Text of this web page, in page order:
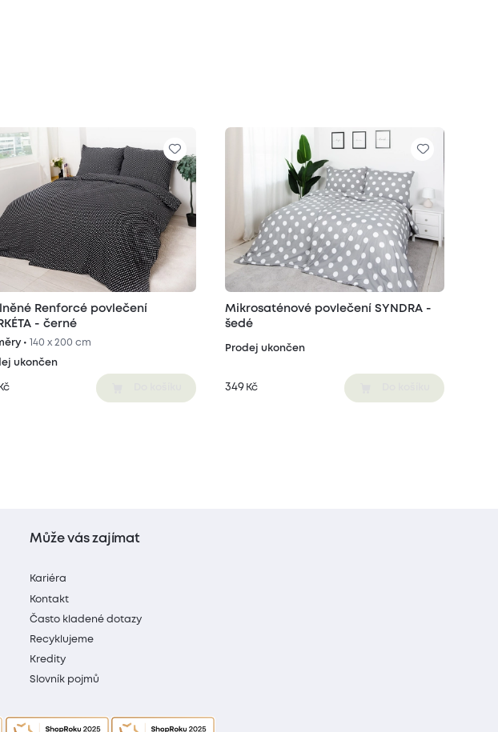
Renforcé povlečení
- černé
• 140 x 200 cm
ukončen
Kč
Mikrosaténové povlečení SYNDRA -
šedé
Prodej ukončen
349 Kč
Může vás zajímat
Kariéra
Kontakt
Často kladené dotazy
Recyklujeme
Kredity
Slovník pojmů